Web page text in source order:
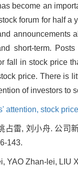
become an
forum for half
short-term.
fall in stock price
price. There is
of investors to
attention, stock
占雷, 刘小舟. 公司
143.
YAO Zhan-lei, LIU